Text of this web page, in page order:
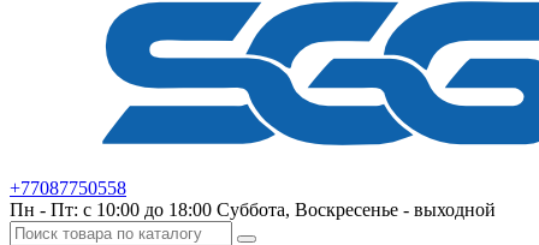
+77087750558
Пн - Пт: с 10:00 до 18:00 Суббота, Воскресенье - выходной